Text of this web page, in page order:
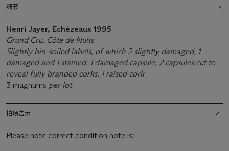
细节
Henri Jayer, Echézeaux 1995
Grand Cru, Côte de Nuits
Slightly bin-soiled labels, of which 2 slightly damaged, 1
damaged and 1 stained. 1 damaged capsule, 2 capsules cut to
reveal fully branded corks. 1 raised cork
3 magnums per lot
拍场告示
Please note correct condition note is: